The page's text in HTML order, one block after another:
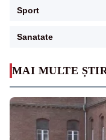
MAI MULTE
Sport
Sanatate